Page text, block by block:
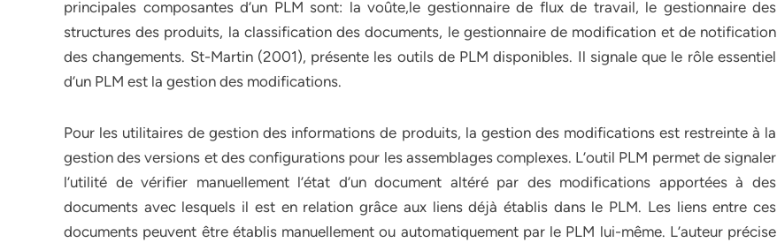
principales composantes d’un PLM sont: la voûte,le gestionnaire de flux de travail, le gestionnaire des
structures des produits, la classification des documents, le gestionnaire de modification et de notification
des changements. St-Martin (2001), présente les outils de PLM disponibles. Il signale que le rôle essentiel
d’un PLM est la gestion des modifications.
Pour les utilitaires de gestion des informations de produits, la gestion des modifications est restreinte à la
gestion des versions et des configurations pour les assemblages complexes. L’outil PLM permet de signaler
l’utilité de vérifier manuellement l’état d’un document altéré par des modifications apportées à des
documents avec lesquels il est en relation grâce aux liens déjà établis dans le PLM. Les liens entre ces
documents peuvent être établis manuellement ou automatiquement par le PLM lui-même. L’auteur précise